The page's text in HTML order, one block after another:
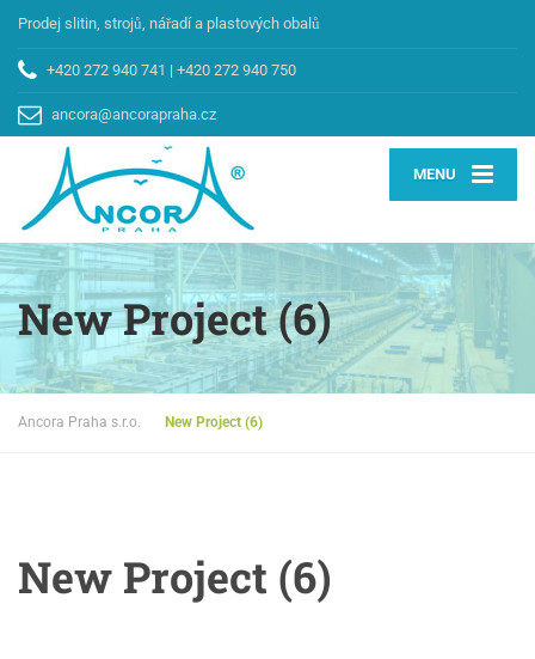
Prodej slitin, strojů, nářadí a plastových obalů
+420 272 940 741 | +420 272 940 750
ancora@ancorapraha.cz
MENU
New Project (6)
Ancora Praha s.r.o. New Project (6)
New Project (6)